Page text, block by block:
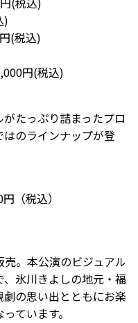
)
(税込)
円(税込)
たっぷり詰まったプロ
のラインナップが登
（税込）
。本公演のビジュアル
氷川きよしの地元・福
の思い出とともにお楽
ています。